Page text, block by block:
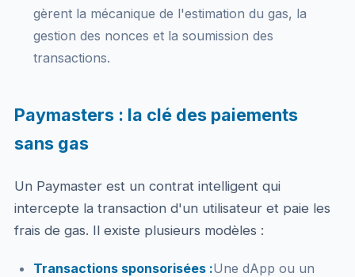
gèrent la mécanique de l'estimation du gas, la
gestion des nonces et la soumission des
transactions.
Paymasters : la clé des paiements
sans gas
Un Paymaster est un contrat intelligent qui
intercepte la transaction d'un utilisateur et paie les
frais de gas. Il existe plusieurs modèles :
Transactions sponsorisées :Une dApp ou un